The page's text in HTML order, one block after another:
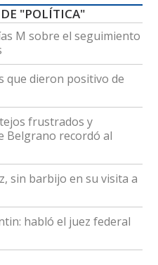
"POLÍTICA"
M sobre el seguimiento
que dieron positivo de
frustrados y
Belgrano recordó al
sin barbijo en su visita a
habló el juez federal